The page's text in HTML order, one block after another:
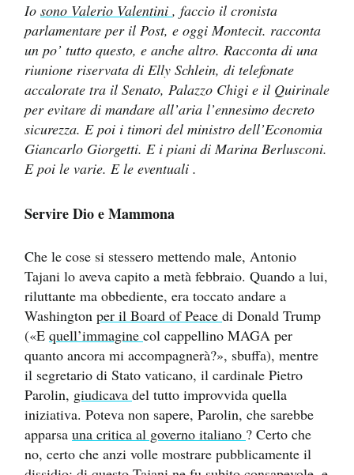
CALENDARIO
AREA PERSONALE
Entra
Io sono Valerio Valentini , faccio il cronista
parlamentare per il Post, e oggi Montecit. racconta
un po’ tutto questo, e anche altro. Racconta di una
riunione riservata di Elly Schlein, di telefonate
accalorate tra il Senato, Palazzo Chigi e il Quirinale
per evitare di mandare all’aria l’ennesimo decreto
sicurezza. E poi i timori del ministro dell’Economia
Giancarlo Giorgetti. E i piani di Marina Berlusconi.
E poi le varie. E le eventuali .
Servire Dio e Mammona
Che le cose si stessero mettendo male, Antonio
Tajani lo aveva capito a metà febbraio. Quando a lui,
riluttante ma obbediente, era toccato andare a
Washington per il Board of Peace di Donald Trump
(«E quell’immagine col cappellino MAGA per
quanto ancora mi accompagnerà?», sbuffa), mentre
il segretario di Stato vaticano, il cardinale Pietro
Parolin, giudicava del tutto improvvida quella
iniziativa. Poteva non sapere, Parolin, che sarebbe
apparsa una critica al governo italiano ? Certo che
no, certo che anzi volle mostrare pubblicamente il